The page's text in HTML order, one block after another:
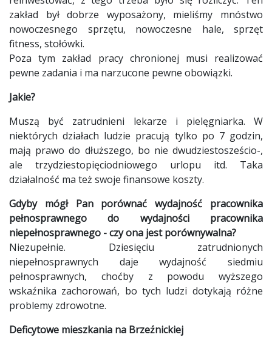
zakład był dobrze wyposażony, mieliśmy mnóstwo
nowoczesnego sprzętu, nowoczesne hale, sprzęt
fitness, stołówki.
Poza tym zakład pracy chronionej musi realizować
pewne zadania i ma narzucone pewne obowiązki.
Jakie?
Muszą być zatrudnieni lekarze i pielęgniarka. W
niektórych działach ludzie pracują tylko po 7 godzin,
mają prawo do dłuższego, bo nie dwudziestosześcio-,
ale trzydziestopięciodniowego urlopu itd. Taka
działalność ma też swoje finansowe koszty.
Gdyby mógł Pan porównać wydajność pracownika
pełnosprawnego do wydajności pracownika
niepełnosprawnego - czy ona jest porównywalna?
Niezupełnie. Dziesięciu zatrudnionych
niepełnosprawnych daje wydajność siedmiu
pełnosprawnych, choćby z powodu wyższego
wskaźnika zachorowań, bo tych ludzi dotykają różne
problemy zdrowotne.
Deficytowe mieszkania na Brzeźnickiej